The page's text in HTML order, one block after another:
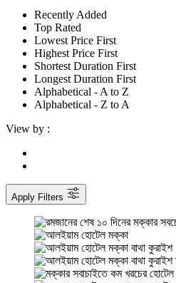
Recently Added
Top Rated
Lowest Price First
Highest Price First
Shortest Duration First
Longest Duration First
Alphabetical - A to Z
Alphabetical - Z to A
View by :
Apply Filters